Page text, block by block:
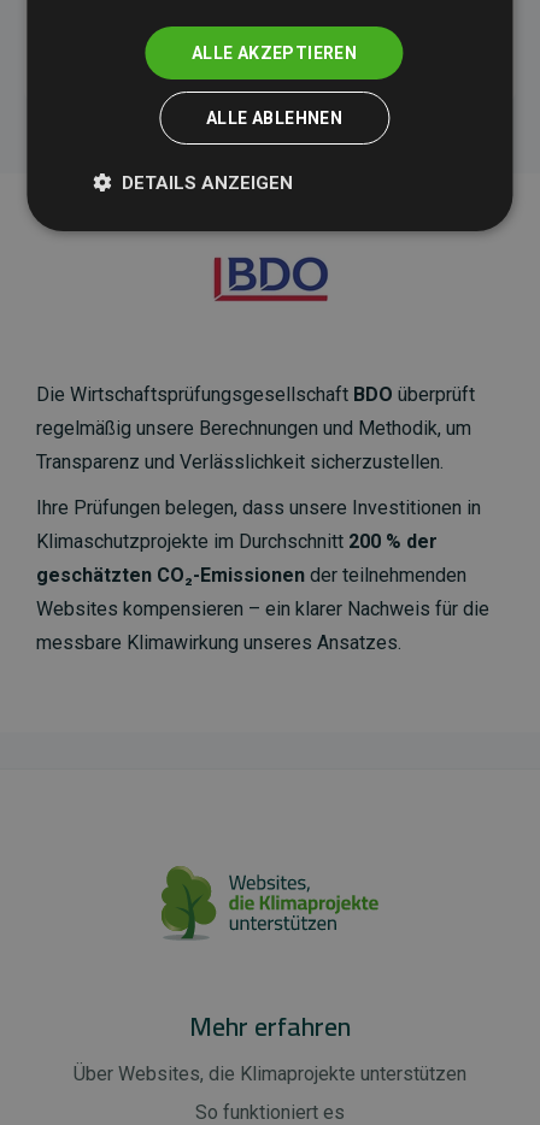
Initiative Websites, die Klimaprojekte unterstützen
Die Wirtschaftsprüfungsgesellschaft BDO überprüft
regelmäßig unsere Berechnungen und Methodik, um
Transparenz und Verlässlichkeit sicherzustellen.
Ihre Prüfungen belegen, dass unsere Investitionen in
Klimaschutzprojekte im Durchschnitt 200 % der
geschätzten CO₂-Emissionen der teilnehmenden
Websites kompensieren – ein klarer Nachweis für die
messbare Klimawirkung unseres Ansatzes.
Mehr erfahren
Über Websites, die Klimaprojekte unterstützen
So funktioniert es
ALLE AKZEPTIEREN
ALLE ABLEHNEN
DETAILS ANZEIGEN